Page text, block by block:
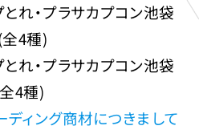
ラサカプコン池袋
全4種)
ラサカプコン池袋
4種)
ィング商材につきまして